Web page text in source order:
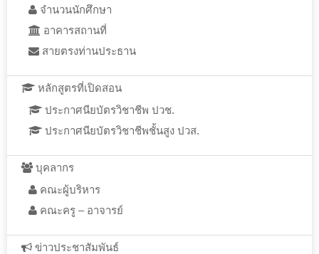
จำนวนนักศึกษา
อาคารสถานที่
สายตรงท่านประธาน
หลักสูตรที่เปิดสอน
ประกาศนียบัตรวิชาชีพ ปวช.
ประกาศนียบัตรวิชาชีพชั้นสูง ปวส.
บุคลากร
คณะผู้บริหาร
คณะครู – อาจารย์
ข่าวประชาสัมพันธ์